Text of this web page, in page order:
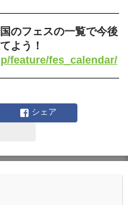
のフェスの一覧で今後
よう！
feature/fes_calendar/
シェア